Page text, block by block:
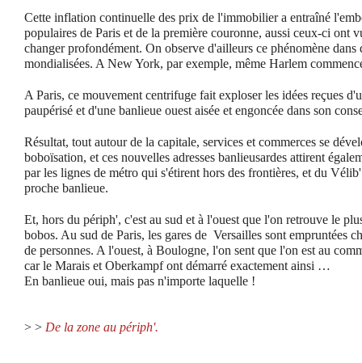
Cette inflation continuelle des prix de l'immobilier a entraîné
populaires de Paris et de la première couronne, aussi ceux-ci ont
changer profondément. On observe d'ailleurs ce phénomène dans
mondialisées. A New York, par exemple, même Harlem
A Paris, ce mouvement centrifuge fait exploser les idées reçues
paupérisé et d'une banlieue ouest aisée et engoncée dans son
Résultat, tout autour de la capitale, services et commerces se
boboïsation, et ces nouvelles adresses banlieusardes attirent
par les lignes de métro qui s'étirent hors des frontières, et du
proche banlieue.
Et, hors du périph', c'est au sud et à l'ouest que l'on retrouve le
bobos. Au sud de Paris, les gares de Versailles sont empruntées
de personnes. A l'ouest, à Boulogne, l'on sent que l'on est au
car le Marais et Oberkampf ont démarré exactement ainsi …
En banlieue oui, mais pas n'importe laquelle !
> > De la zone au périph'.